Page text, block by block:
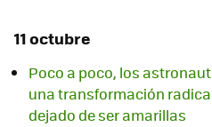
11 octubre
Poco a poco, los
una transformación
dejado de ser amarillas